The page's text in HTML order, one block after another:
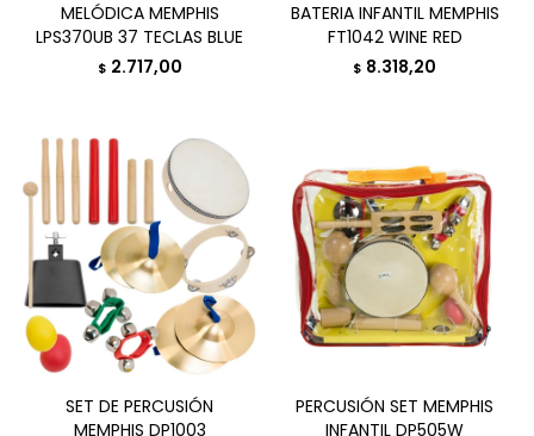
MELÓDICA MEMPHIS
LPS370UB 37 TECLAS BLUE
$ 2.717,00
BATERIA INFANTIL MEMPHIS
FT1042 WINE RED
$ 8.318,20
SET DE PERCUSIÓN
MEMPHIS DP1003
PERCUSIÓN SET MEMPHIS
INFANTIL DP505W